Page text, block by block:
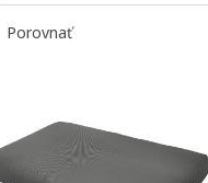
Porovnať